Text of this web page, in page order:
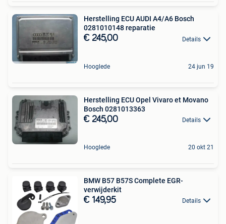
Herstelling ECU AUDI A4/A6 Bosch
0281010148 reparatie
€ 245,00 Details
Hooglede 24 jun 19
Herstelling ECU Opel Vivaro et Movano
Bosch 0281013363
€ 245,00 Details
Hooglede 20 okt 21
BMW B57 B57S Complete EGR-
verwijderkit
€ 149,95 Details